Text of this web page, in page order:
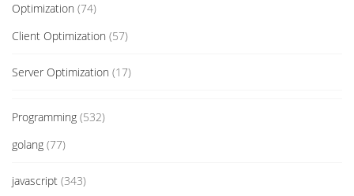
Optimization (74)
Client Optimization (57)
Server Optimization (17)
Programming (532)
golang (77)
javascript (343)